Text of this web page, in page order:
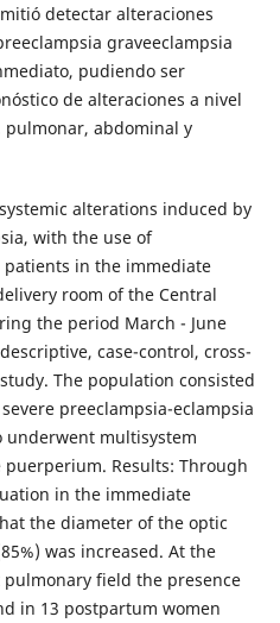
detectar alteraciones
graveeclampsia
pudiendo ser
de alteraciones a nivel
pulmonar, abdominal y
alterations induced by
with the use of
in the immediate
room of the Central
the period March - June
case-control, cross-
The population consisted
preeclampsia-eclampsia
underwent multisystem
Results: Through
in the immediate
the diameter of the optic
was increased. At the
field the presence
in 13 postpartum women